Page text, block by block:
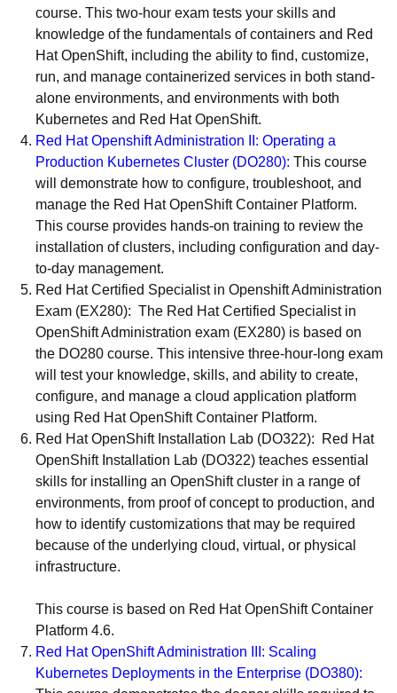
course. This two-hour exam tests your skills and
knowledge of the fundamentals of containers and Red
Hat OpenShift, including the ability to find, customize,
run, and manage containerized services in both stand-
alone environments, and environments with both
Kubernetes and Red Hat OpenShift.
Red Hat Openshift Administration II: Operating a
Production Kubernetes Cluster (DO280): This course
will demonstrate how to configure, troubleshoot, and
manage the Red Hat OpenShift Container Platform.
This course provides hands-on training to review the
installation of clusters, including configuration and day-
to-day management.
Red Hat Certified Specialist in Openshift Administration
Exam (EX280): The Red Hat Certified Specialist in
OpenShift Administration exam (EX280) is based on
the DO280 course. This intensive three-hour-long exam
will test your knowledge, skills, and ability to create,
configure, and manage a cloud application platform
using Red Hat OpenShift Container Platform.
Red Hat OpenShift Installation Lab (DO322): Red Hat
OpenShift Installation Lab (DO322) teaches essential
skills for installing an OpenShift cluster in a range of
environments, from proof of concept to production, and
how to identify customizations that may be required
because of the underlying cloud, virtual, or physical
infrastructure.
This course is based on Red Hat OpenShift Container
Platform 4.6.
Red Hat OpenShift Administration III: Scaling
Kubernetes Deployments in the Enterprise (DO380):